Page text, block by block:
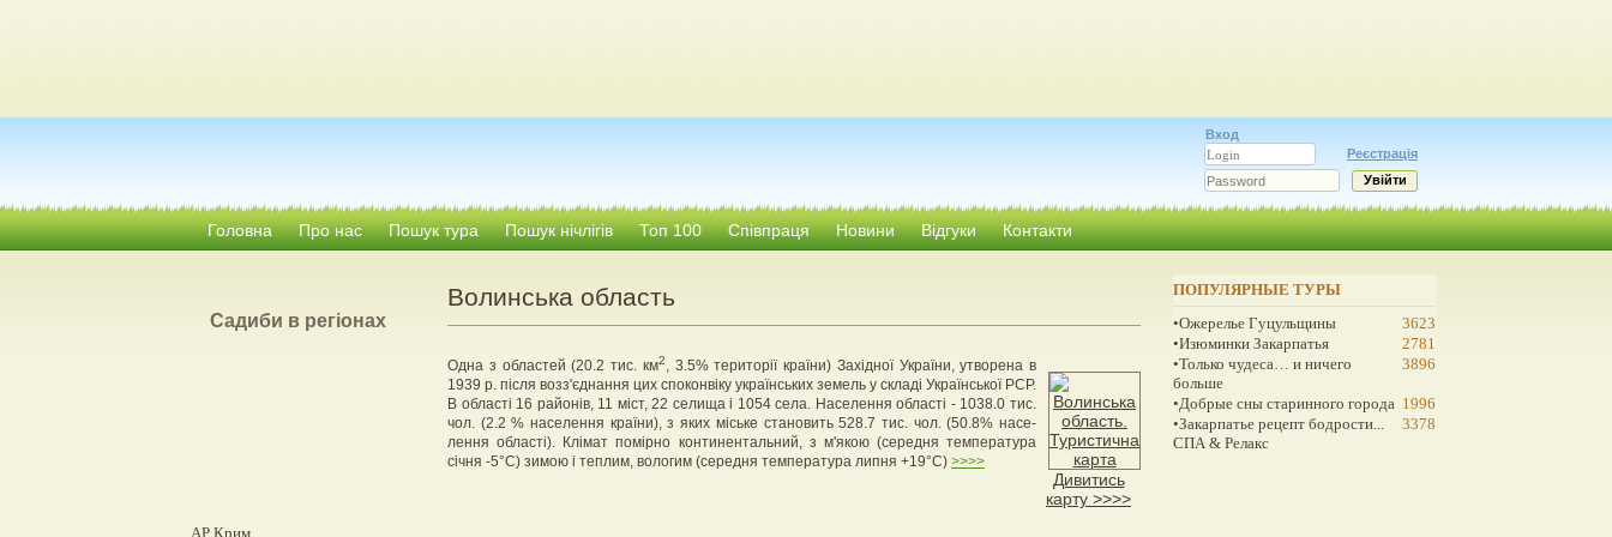
Вход
Реєстрація
Головна Про нас Пошук тура Пошук нічлігів Топ 100 Співпраця Новини Відгуки Контакти
Волинська область
Дивитись
карту >>>>
Одна з областей (20.2 тис. км2
, 3.5% території країни) Західної України, утворена в
1939 р. після возз'єднання цих споконвіку українських земель у складі Української РСР.
В області 16 районів, 11 міст, 22 селища і 1054 села. Населення області - 1038.0 тис.
чол. (2.2 % населення країни), з яких міське становить 528.7 тис. чол. (50.8% насе­
лення області). Клімат помірно континентальний, з м'якою (середня температура
січня -5°С) зимою і теплим, вологим (середня температура липня +19°С) >>>>
Садиби в регіонах
АР Крим
ПОПУЛЯРНЫЕ ТУРЫ
•Ожерелье Гуцульщины
3623
•Изюминки Закарпатья
2781
•Только чудеса… и ничего
больше
3896
•Добрые сны старинного города 1996
•Закарпатье рецепт бодрости...
СПА & Релакс
3378